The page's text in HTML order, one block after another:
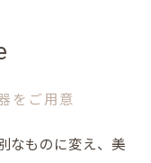
をご用意
なものに変え、美